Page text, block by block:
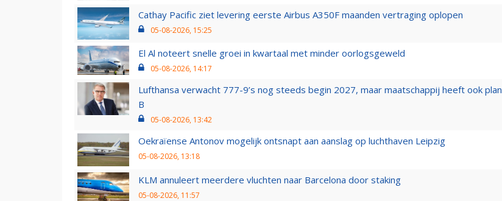
Cathay Pacific ziet levering eerste Airbus A350F maanden vertraging oplopen
05-08-2026, 15:25
El Al noteert snelle groei in kwartaal met minder oorlogsgeweld
05-08-2026, 14:17
Lufthansa verwacht 777-9’s nog steeds begin 2027, maar maatschappij heeft ook plan
B
05-08-2026, 13:42
Oekraïense Antonov mogelijk ontsnapt aan aanslag op luchthaven Leipzig
05-08-2026, 13:18
KLM annuleert meerdere vluchten naar Barcelona door staking
05-08-2026, 11:57